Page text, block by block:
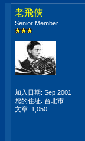
老飛俠
Senior Member
加入日期: Sep 2001
您的住址: 台北市
文章: 1,050